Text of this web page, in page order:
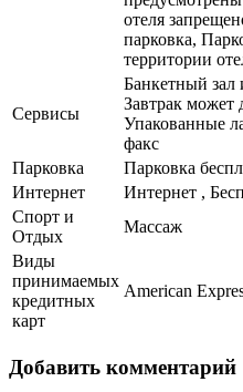
отеля
парковка,
территории
Сервисы
Банкетный зал
Завтрак может
Упакованные
факс
Парковка
Парковка
Интернет
Интернет ,
Спорт и
Отдых
Массаж
Виды
принимаемых
кредитных
карт
American
Добавить комментарий